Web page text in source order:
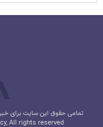
تمامی حقوق این سایت برای
All rights reserved